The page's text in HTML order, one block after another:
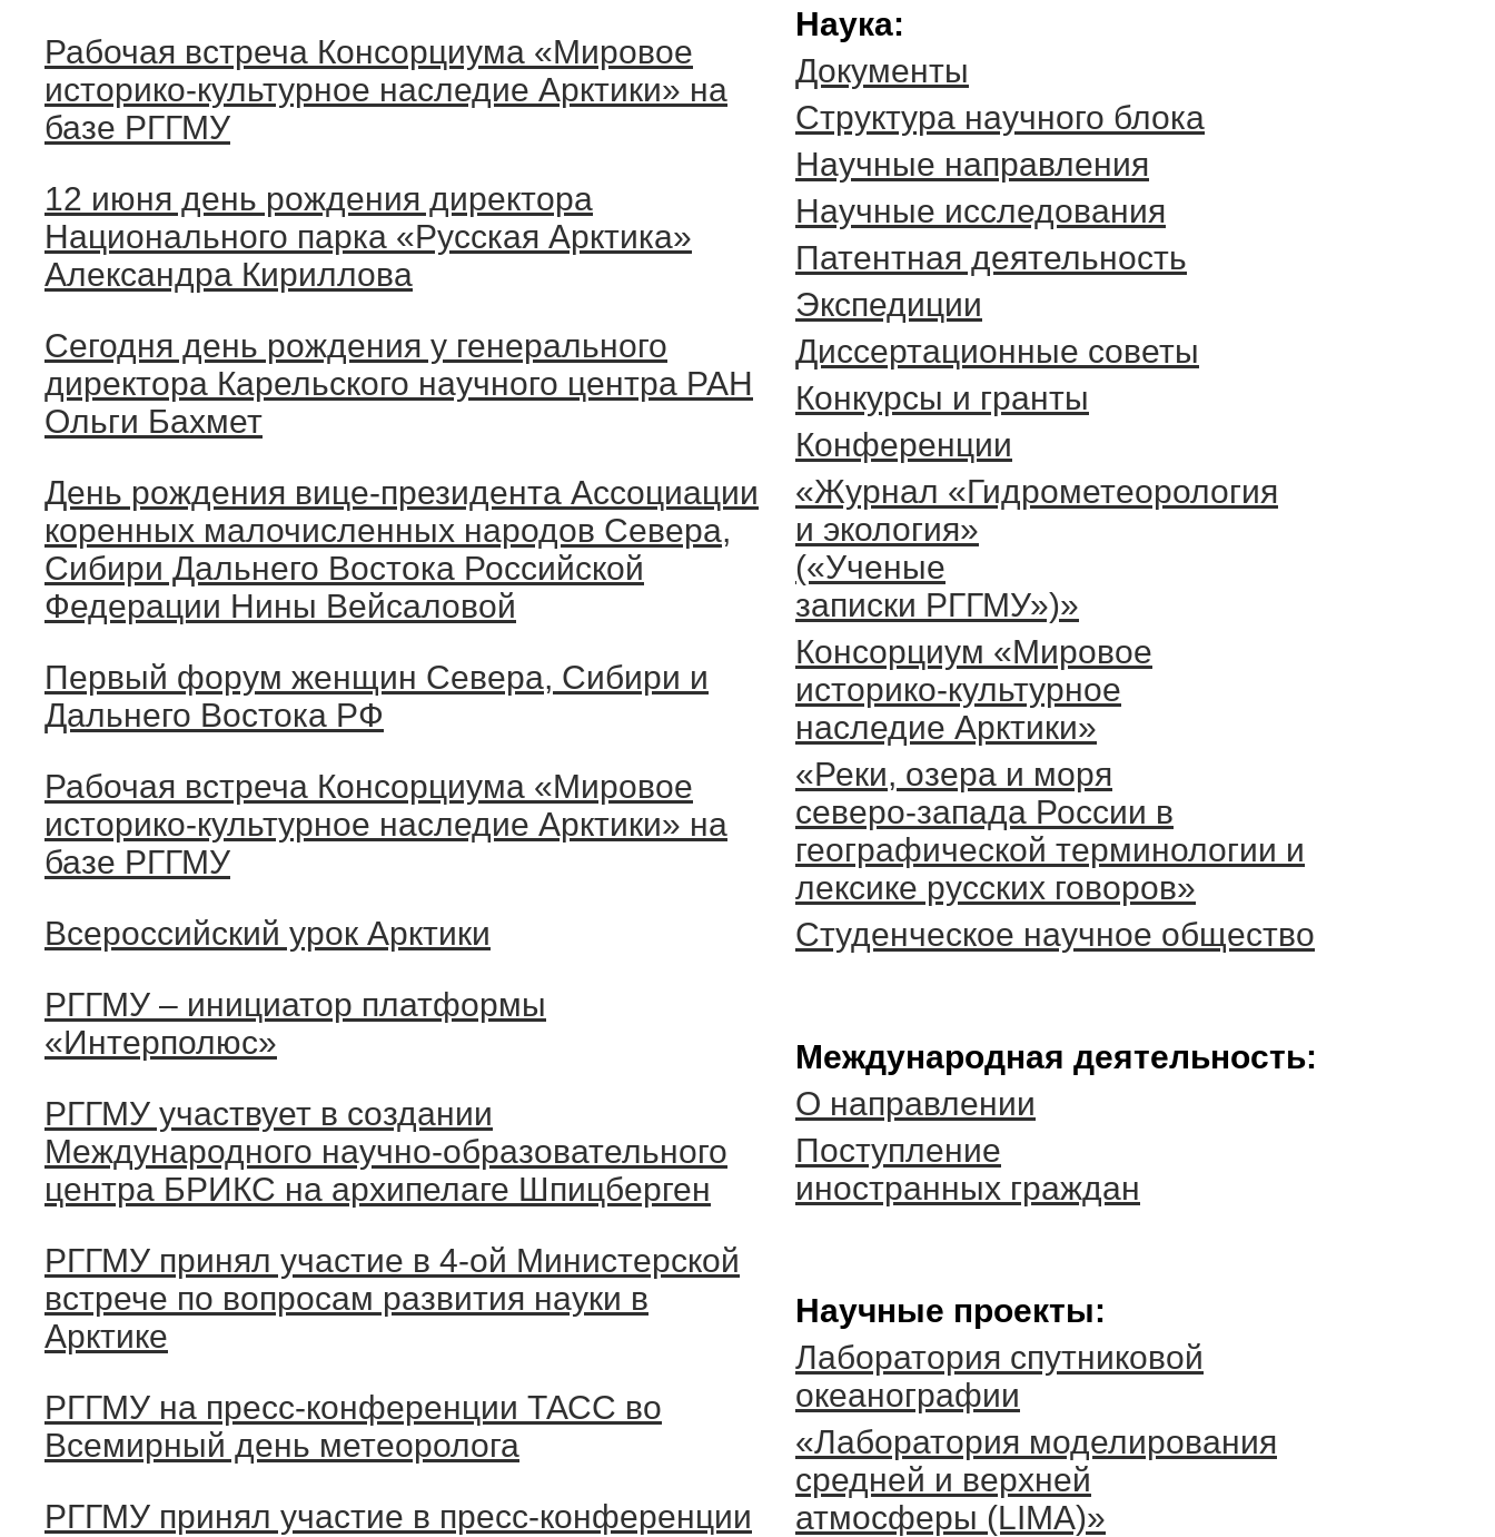
Рабочая встреча Консорциума «Мировое
историко-культурное наследие Арктики» на
базе РГГМУ
12 июня день рождения директора
Национального парка «Русская Арктика»
Александра Кириллова
Сегодня день рождения у генерального
директора Карельского научного центра РАН
Ольги Бахмет
День рождения вице-президента Ассоциации
коренных малочисленных народов Севера,
Сибири Дальнего Востока Российской
Федерации Нины Вейсаловой
Первый форум женщин Севера, Сибири и
Дальнего Востока РФ
Рабочая встреча Консорциума «Мировое
историко-культурное наследие Арктики» на
базе РГГМУ
Всероссийский урок Арктики
РГГМУ – инициатор платформы
«Интерполюс»
РГГМУ участвует в создании
Международного научно-образовательного
центра БРИКС на архипелаге Шпицберген
РГГМУ принял участие в 4-ой Министерской
встрече по вопросам развития науки в
Арктике
РГГМУ на пресс-конференции ТАСС во
Всемирный день метеоролога
РГГМУ принял участие в пресс-конференции
Наука:
Документы
Cтруктура научного блока
Научные направления
Научные исследования
Патентная деятельность
Экспедиции
Диссертационные советы
Конкурсы и гранты
Конференции
«Журнал «Гидрометеорология
и экология»
(«Ученые
записки РГГМУ»)»
Консорциум «Мировое
историко-культурное
наследие Арктики»
«Реки, озера и моря
северо-запада России в
географической терминологии и
лексике русских говоров»
Студенческое научное общество
Международная деятельность:
О направлении
Поступление
иностранных граждан
Научные проекты:
Лаборатория спутниковой
океанографии
«Лаборатория моделирования
средней и верхней
атмосферы (LIMA)»